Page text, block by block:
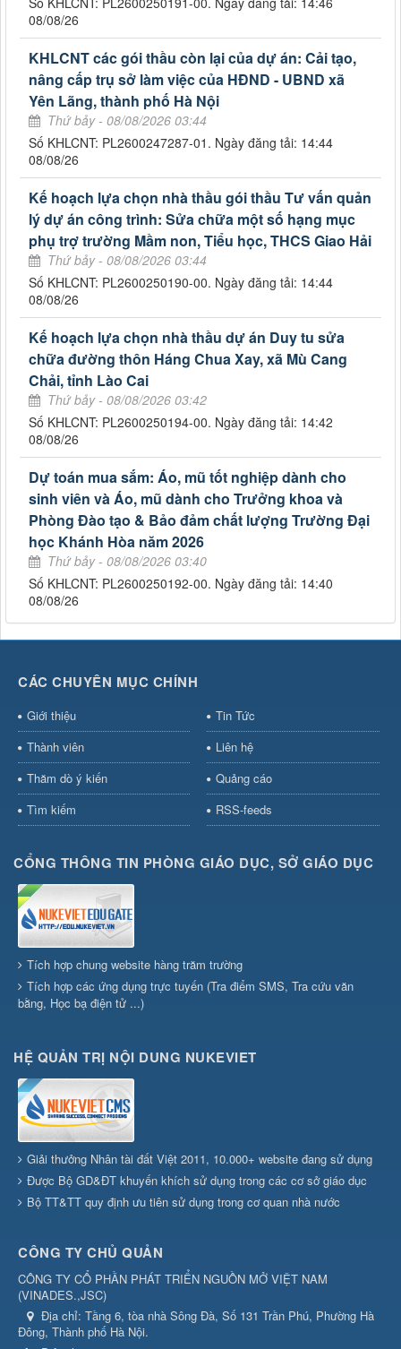
08/08/26
KHLCNT các gói thầu còn lại của dự án: Cải tạo,
nâng cấp trụ sở làm việc của HĐND - UBND xã
Yên Lãng, thành phố Hà Nội
Thứ bảy - 08/08/2026 03:44
Số KHLCNT: PL2600247287-01. Ngày đăng tải: 14:44
08/08/26
Kế hoạch lựa chọn nhà thầu gói thầu Tư vấn quản
lý dự án công trình: Sửa chữa một số hạng mục
phụ trợ trường Mầm non, Tiểu học, THCS Giao Hải
Thứ bảy - 08/08/2026 03:44
Số KHLCNT: PL2600250190-00. Ngày đăng tải: 14:44
08/08/26
Kế hoạch lựa chọn nhà thầu dự án Duy tu sửa
chữa đường thôn Háng Chua Xay, xã Mù Cang
Chải, tỉnh Lào Cai
Thứ bảy - 08/08/2026 03:42
Số KHLCNT: PL2600250194-00. Ngày đăng tải: 14:42
08/08/26
Dự toán mua sắm: Áo, mũ tốt nghiệp dành cho
sinh viên và Áo, mũ dành cho Trưởng khoa và
Phòng Đào tạo & Bảo đảm chất lượng Trường Đại
học Khánh Hòa năm 2026
Thứ bảy - 08/08/2026 03:40
Số KHLCNT: PL2600250192-00. Ngày đăng tải: 14:40
08/08/26
CÁC CHUYÊN MỤC CHÍNH
Giới thiệu
Tin Tức
Thành viên
Liên hệ
Thăm dò ý kiến
Quảng cáo
Tìm kiếm
RSS-feeds
CỔNG THÔNG TIN PHÒNG GIÁO DỤC, SỞ GIÁO DỤC
Tích hợp chung website hàng trăm trường
Tích hợp các ứng dụng trực tuyến (Tra điểm SMS, Tra cứu văn
bằng, Học bạ điện tử ...)
HỆ QUẢN TRỊ NỘI DUNG NUKEVIET
Giải thưởng Nhân tài đất Việt 2011, 10.000+ website đang sử dụng
Được Bộ GD&ĐT khuyến khích sử dụng trong các cơ sở giáo dục
Bộ TT&TT quy định ưu tiên sử dụng trong cơ quan nhà nước
CÔNG TY CHỦ QUẢN
CÔNG TY CỔ PHẦN PHÁT TRIỂN NGUỒN MỞ VIỆT NAM
(VINADES.,JSC)
Địa chỉ: Tầng 6, tòa nhà Sông Đà, Số 131 Trần Phú, Phường Hà
Đông, Thành phố Hà Nội.